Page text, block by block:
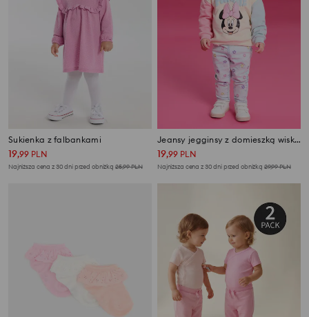
Sukienka z falbankami
19,99 PLN
Najniższa cena z 30 dni przed obniżką 25,99PLN
Jeansy jegginsy z domieszką wiskozy
19,99 PLN
Najniższa cena z 30 dni przed obniżką 29,99PLN